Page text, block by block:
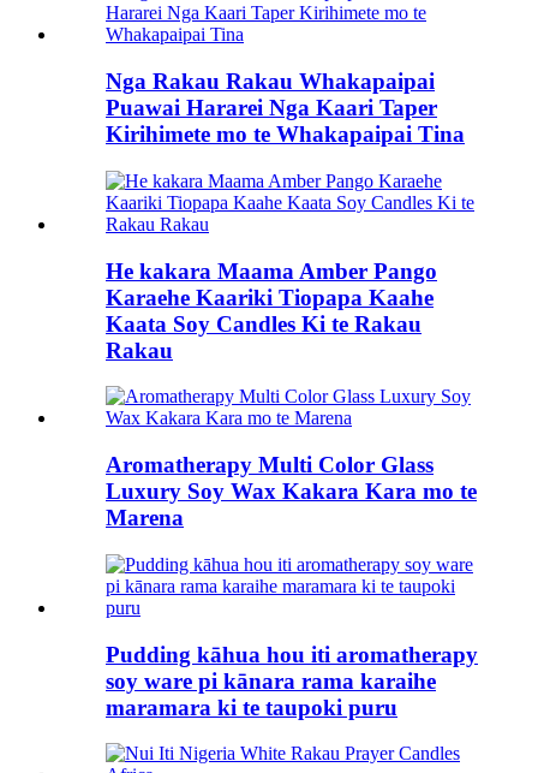
Nga Rakau Rakau Whakapaipai
Puawai Hararei Nga Kaari Taper
Kirihimete mo te Whakapaipai Tina
He kakara Maama Amber Pango
Karaehe Kaariki Tiopapa Kaahe
Kaata Soy Candles Ki te Rakau
Rakau
Aromatherapy Multi Color Glass
Luxury Soy Wax Kakara Kara mo te
Marena
Pudding kāhua hou iti aromatherapy
soy ware pi kānara rama karaihe
maramara ki te taupoki puru